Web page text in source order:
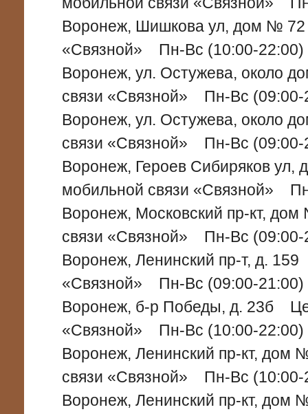
Воронеж, Шишкова ул, дом №
«Связной» Пн-Вс (10:00-22:00)
Воронеж, ул. Остужева, около
связи «Связной» Пн-Вс (09:00-
Воронеж, ул. Остужева, около
связи «Связной» Пн-Вс (09:00-
Воронеж, Героев Сибиряков
мобильной связи «Связной»
Воронеж, Московский пр-кт,
связи «Связной» Пн-Вс (09:00-
Воронеж, Ленинский пр-т, д.
«Связной» Пн-Вс (09:00-21:00)
Воронеж, б-р Победы, д. 23б
«Связной» Пн-Вс (10:00-22:00)
Воронеж, Ленинский пр-кт,
связи «Связной» Пн-Вс (10:00-
Воронеж, Ленинский пр-кт,